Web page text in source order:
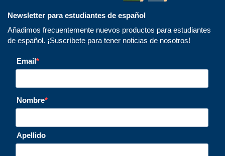
Newsletter para estudiantes de español
Añadimos frecuentemente nuevos productos para estudiantes
de español. ¡Suscríbete para tener noticias de nosotros!
Email
Nombre
Apellido